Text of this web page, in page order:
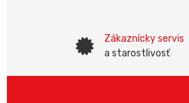
Zákaznícky servis
a starostlivosť